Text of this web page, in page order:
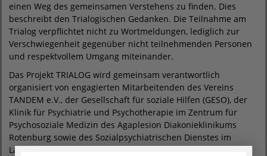
einen Weg des gemeinsamen Verstehens zu finden. Dies
beschreibt den Trialogischen Gedanken. Die Teilnahme am
Trialog verpflichtet nicht zu Wortmeldungen, lediglich zur
Verschwiegenheit gegenüber nicht teilnehmenden Personen
und respektvollem Umgang miteinander.
Das Projekt TRIALOG wird gemeinsam verantwortlich
organisiert von engagierten Mitarbeitenden des Vereins
TANDEM e.V., der Gesellschaft für soziale Hilfen (GESO), der
Klinik für Psychiatrie und Psychotherapie im Zentrum für
Psychosoziale Medizin des Agaplesion Diakonieklinikums
Rotenburg sowie des Sozialpsychiatrischen Dienstes im
Landkreis Rotenburg. Im Fokus stehen das gegenseitige